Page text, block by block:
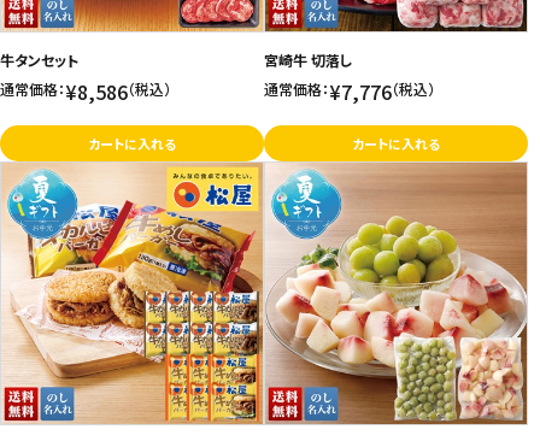
牛タンセット
通常価格：¥8,586（税込）
カートに入れる
宮崎牛 切落し
通常価格：¥7,776（税込）
カートに入れる